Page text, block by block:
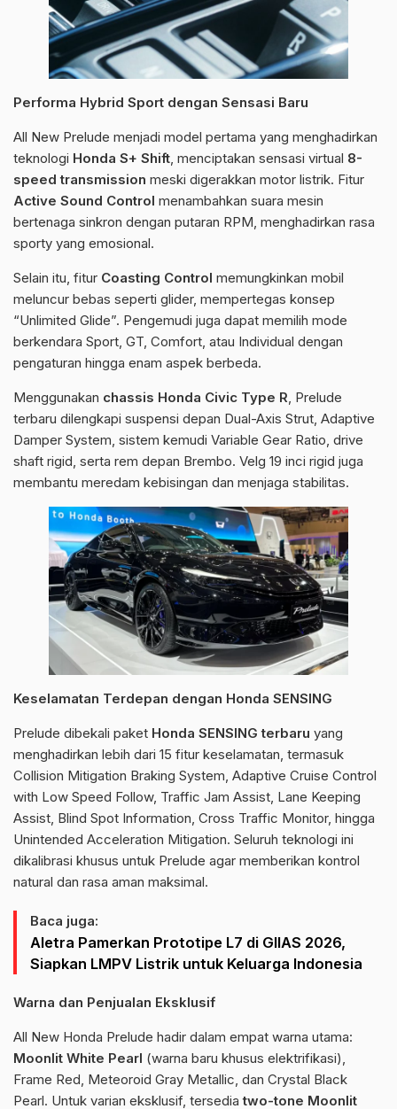
Performa Hybrid Sport dengan Sensasi Baru
All New Prelude menjadi model pertama yang menghadirkan
teknologi Honda S+ Shift , menciptakan sensasi virtual 8-
speed transmission meski digerakkan motor listrik. Fitur
Active Sound Control menambahkan suara mesin
bertenaga sinkron dengan putaran RPM, menghadirkan rasa
sporty yang emosional.
Selain itu, fitur Coasting Control memungkinkan mobil
meluncur bebas seperti glider, mempertegas konsep
“Unlimited Glide”. Pengemudi juga dapat memilih mode
berkendara Sport, GT, Comfort, atau Individual dengan
pengaturan hingga enam aspek berbeda.
Menggunakan chassis Honda Civic Type R , Prelude
terbaru dilengkapi suspensi depan Dual-Axis Strut, Adaptive
Damper System, sistem kemudi Variable Gear Ratio, drive
shaft rigid, serta rem depan Brembo. Velg 19 inci rigid juga
membantu meredam kebisingan dan menjaga stabilitas.
Keselamatan Terdepan dengan Honda SENSING
Prelude dibekali paket Honda SENSING terbaru yang
menghadirkan lebih dari 15 fitur keselamatan, termasuk
Collision Mitigation Braking System, Adaptive Cruise Control
with Low Speed Follow, Traffic Jam Assist, Lane Keeping
Assist, Blind Spot Information, Cross Traffic Monitor, hingga
Unintended Acceleration Mitigation. Seluruh teknologi ini
dikalibrasi khusus untuk Prelude agar memberikan kontrol
natural dan rasa aman maksimal.
Baca juga:
Aletra Pamerkan Prototipe L7 di GIIAS 2026,
Siapkan LMPV Listrik untuk Keluarga Indonesia
Warna dan Penjualan Eksklusif
All New Honda Prelude hadir dalam empat warna utama:
Moonlit White Pearl (warna baru khusus elektrifikasi),
Frame Red, Meteoroid Gray Metallic, dan Crystal Black
Pearl. Untuk varian eksklusif, tersediatwo-tone Moonlit